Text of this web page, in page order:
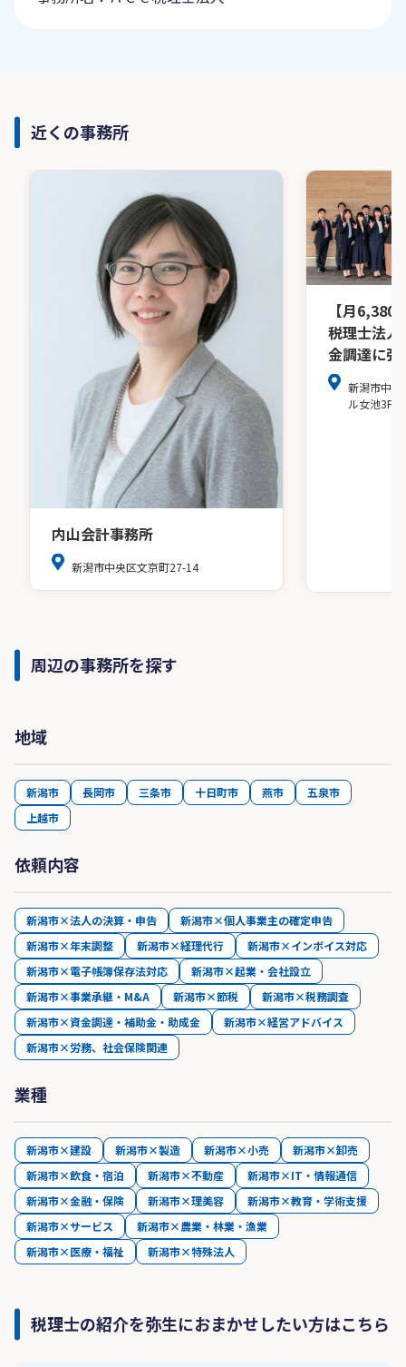
近くの事務所
内山会計事務所
新潟市中央区文京町27-14
【月6,380
税理士法人
金調達に強
新潟市中
ル女池3F
周辺の事務所を探す
地域
新潟市 長岡市 三条市 十日町市 燕市
五泉市
上越市
依頼内容
新潟市×法人の決算・申告
新潟市×個人事業主の確定申告
新潟市×年末調整
新潟市×経理代行
新潟市×インボイス対応
新潟市×電子帳簿保存法対応
新潟市×起業・会社設立
新潟市×事業承継・M&A
新潟市×節税
新潟市×税務調査
新潟市×資金調達・補助金・助成金
新潟市×経営アドバイス
新潟市×労務、社会保険関連
業種
新潟市×建設 新潟市×製造 新潟市×小売
新潟市×卸売
新潟市×飲食・宿泊
新潟市×不動産
新潟市×IT・情報通信
新潟市×金融・保険
新潟市×理美容
新潟市×教育・学術支援
新潟市×サービス
新潟市×農業・林業・漁業
新潟市×医療・福祉
新潟市×特殊法人
税理士の紹介を弥生におまかせしたい方はこちら